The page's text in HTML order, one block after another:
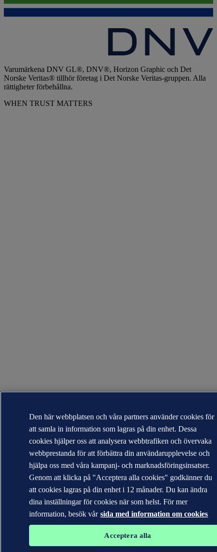
Varumärkena DNV GL®, DNV®, Horizon Graphic och Det
Norske Veritas® tillhör företag i Det Norske Veritas-gruppen. Alla
rättigheter förbehållna.
WHEN TRUST MATTERS
Den här webbplatsen och våra partners använder cookies för
att samla in information som lagras på din enhet. Dessa
cookies hjälper oss att analysera webbtrafiken och övervaka
webbprestanda för att förbättra din användarupplevelse och
hjälpa oss med våra kampanj- och marknadsföringsinsatser.
Genom att klicka på "Acceptera alla cookies" godkänner du
att cookies lagras på din enhet i 12 månader. Du kan ändra
dina inställningar för cookies när som helst. För mer
information, besök vår sida med information om cookies
Acceptera alla